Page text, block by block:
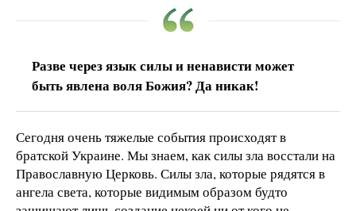
Разве через язык силы и ненависти может
быть явлена воля Божия? Да никак!
Сегодня очень тяжелые события происходят в
братской Украине. Мы знаем, как силы зла восстали на
Православную Церковь. Силы зла, которые рядятся в
ангела света, которые видимым образом будто